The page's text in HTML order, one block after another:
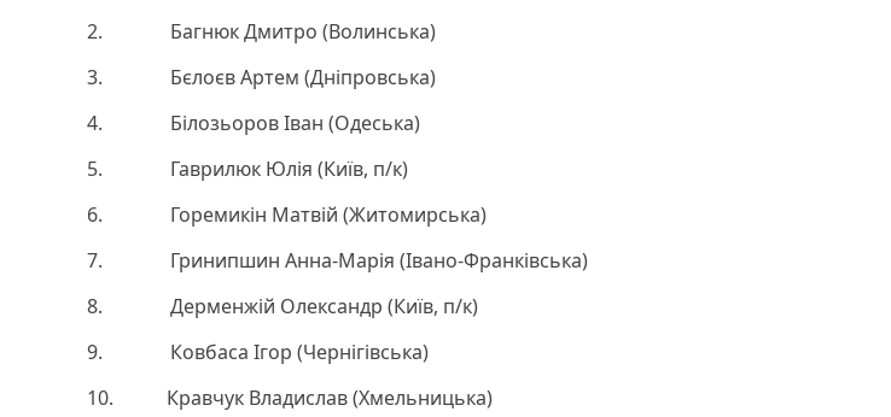
2. Багнюк Дмитро (Волинська)
3. Бєлоєв Артем (Дніпровська)
4. Білозьоров Іван (Одеська)
5. Гаврилюк Юлія (Київ, п/к)
6. Горемикін Матвій (Житомирська)
7. Гринипшин Анна-Марія (Івано-Франківська)
8. Дерменжій Олександр (Київ, п/к)
9. Ковбаса Ігор (Чернігівська)
10. Кравчук Владислав (Хмельницька)